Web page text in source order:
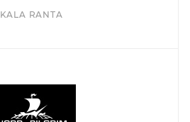
KALA RANTA